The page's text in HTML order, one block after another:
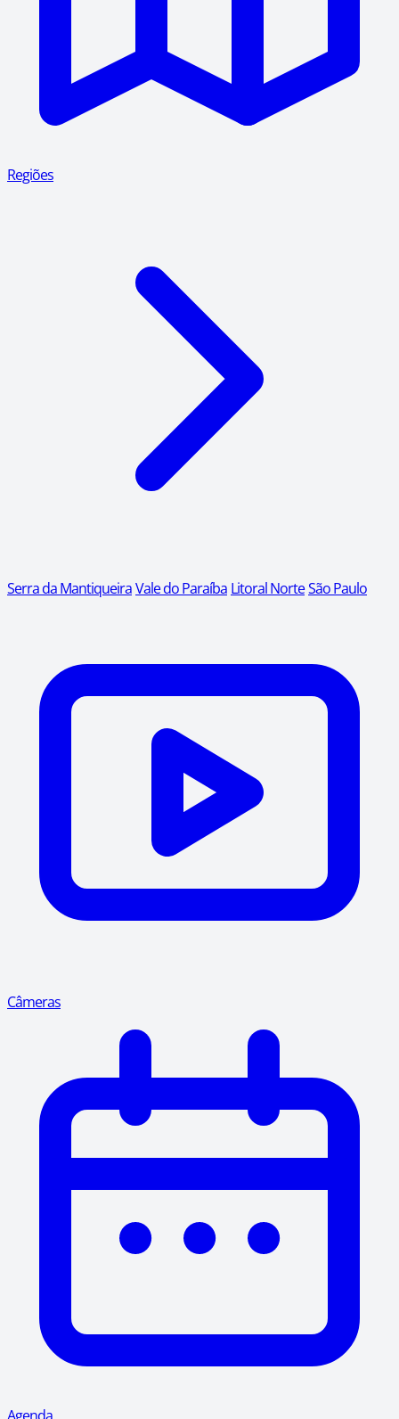
Regiões
Serra da MantiqueiraVale do Paraíba Litoral NorteSão Paulo
Câmeras